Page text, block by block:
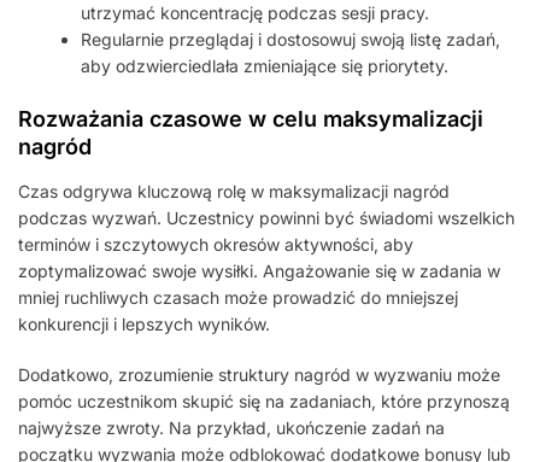
utrzymać koncentrację podczas sesji pracy.
Regularnie przeglądaj i dostosowuj swoją listę zadań,
aby odzwierciedlała zmieniające się priorytety.
Rozważania czasowe w celu maksymalizacji
nagród
Czas odgrywa kluczową rolę w maksymalizacji nagród
podczas wyzwań. Uczestnicy powinni być świadomi wszelkich
terminów i szczytowych okresów aktywności, aby
zoptymalizować swoje wysiłki. Angażowanie się w zadania w
mniej ruchliwych czasach może prowadzić do mniejszej
konkurencji i lepszych wyników.
Dodatkowo, zrozumienie struktury nagród w wyzwaniu może
pomóc uczestnikom skupić się na zadaniach, które przynoszą
najwyższe zwroty. Na przykład, ukończenie zadań na
początku wyzwania może odblokować dodatkowe bonusy lub